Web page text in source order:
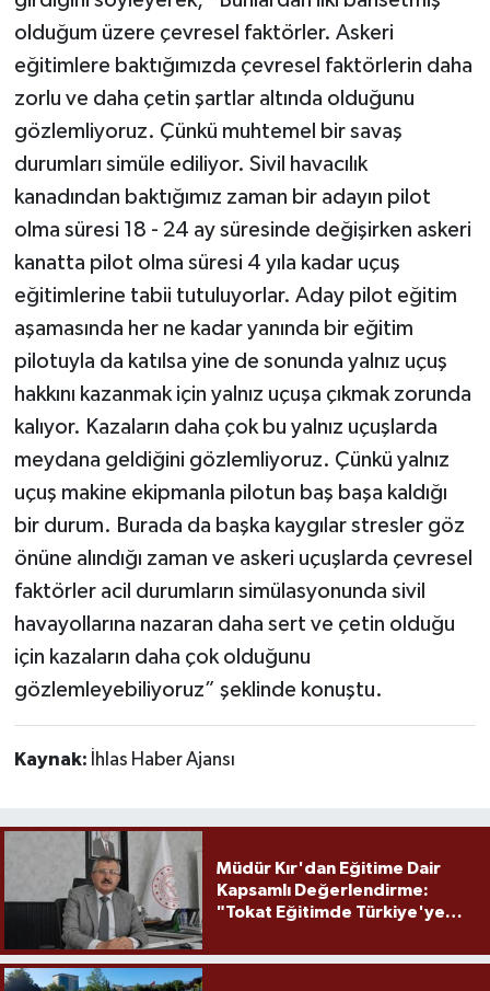
olduğum üzere çevresel faktörler. Askeri
eğitimlere baktığımızda çevresel faktörlerin daha
zorlu ve daha çetin şartlar altında olduğunu
gözlemliyoruz. Çünkü muhtemel bir savaş
durumları simüle ediliyor. Sivil havacılık
kanadından baktığımız zaman bir adayın pilot
olma süresi 18 - 24 ay süresinde değişirken askeri
kanatta pilot olma süresi 4 yıla kadar uçuş
eğitimlerine tabii tutuluyorlar. Aday pilot eğitim
aşamasında her ne kadar yanında bir eğitim
pilotuyla da katılsa yine de sonunda yalnız uçuş
hakkını kazanmak için yalnız uçuşa çıkmak zorunda
kalıyor. Kazaların daha çok bu yalnız uçuşlarda
meydana geldiğini gözlemliyoruz. Çünkü yalnız
uçuş makine ekipmanla pilotun baş başa kaldığı
bir durum. Burada da başka kaygılar stresler göz
önüne alındığı zaman ve askeri uçuşlarda çevresel
faktörler acil durumların simülasyonunda sivil
havayollarına nazaran daha sert ve çetin olduğu
için kazaların daha çok olduğunu
gözlemleyebiliyoruz” şeklinde konuştu.
Kaynak: İhlas Haber Ajansı
Müdür Kır'dan Eğitime Dair
Kapsamlı Değerlendirme:
"Tokat Eğitimde Türkiye'ye